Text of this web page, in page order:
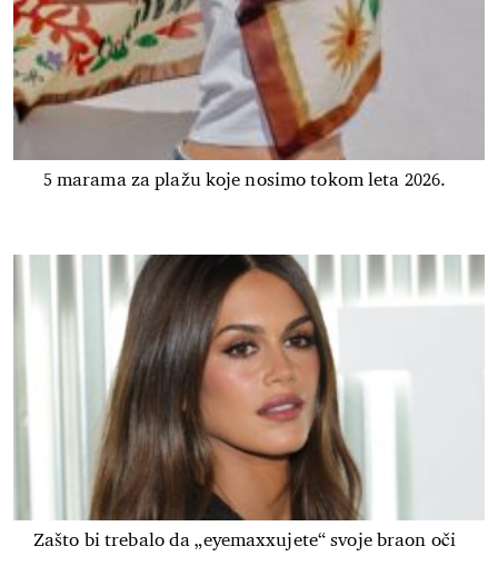
5 marama za plažu koje nosimo tokom leta 2026.
Zašto bi trebalo da „eyemaxxujete“ svoje braon oči